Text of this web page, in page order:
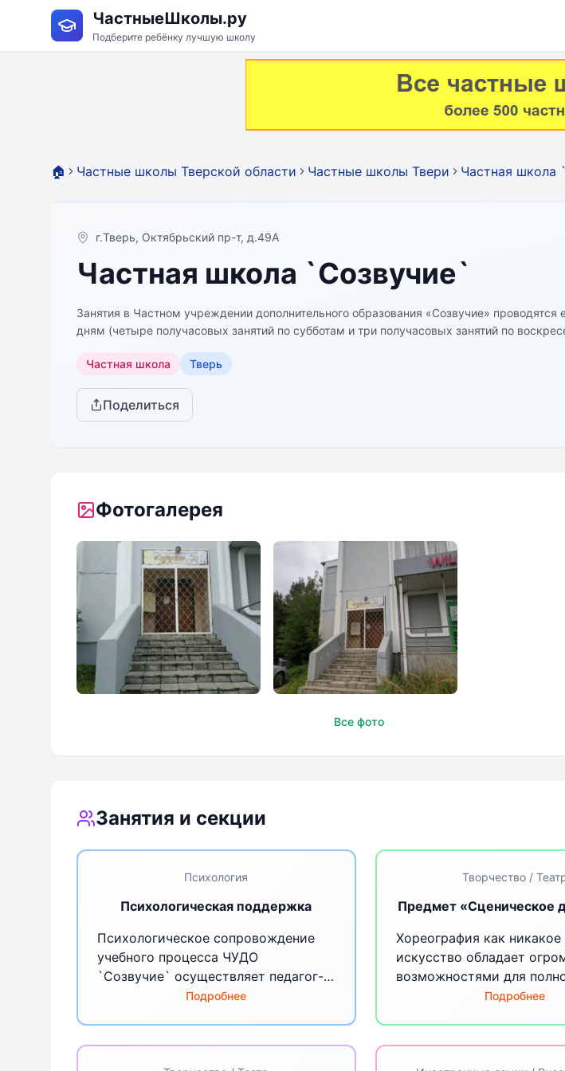
ЧастныеШколы.ру
Подберите ребёнку лучшую школу
🏠 Частные школы Тверской области Частные школы Твери Частная школа
г.Тверь, Октябрьский пр-т, д.49А
Частная школа `Созвучие`
Занятия в Частном учреждении дополнительного образования «Созвучие»
дням (четыре получасовых занятий по субботам и три получасовых занятий по
Частная школа
Тверь
Поделиться
Фотогалерея
Частная школа
Все фото
Занятия и секции
Психология
Психологическая поддержка
Психологическое сопровождение
учебного процесса ЧУДО
`Созвучие` осуществляет педагог-
психолог Евдокимова Татьяна
Подробнее
Творчество /
Предмет «Сценическое
Хореография как никакое
искусство обладает
возможностями для
эстетическогоПодробнее